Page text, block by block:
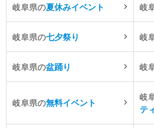
岐阜県の夏休みイベント 岐
岐阜県の七夕祭り 岐
岐阜県の盆踊り 岐
岐阜県の無料イベント
岐
テ